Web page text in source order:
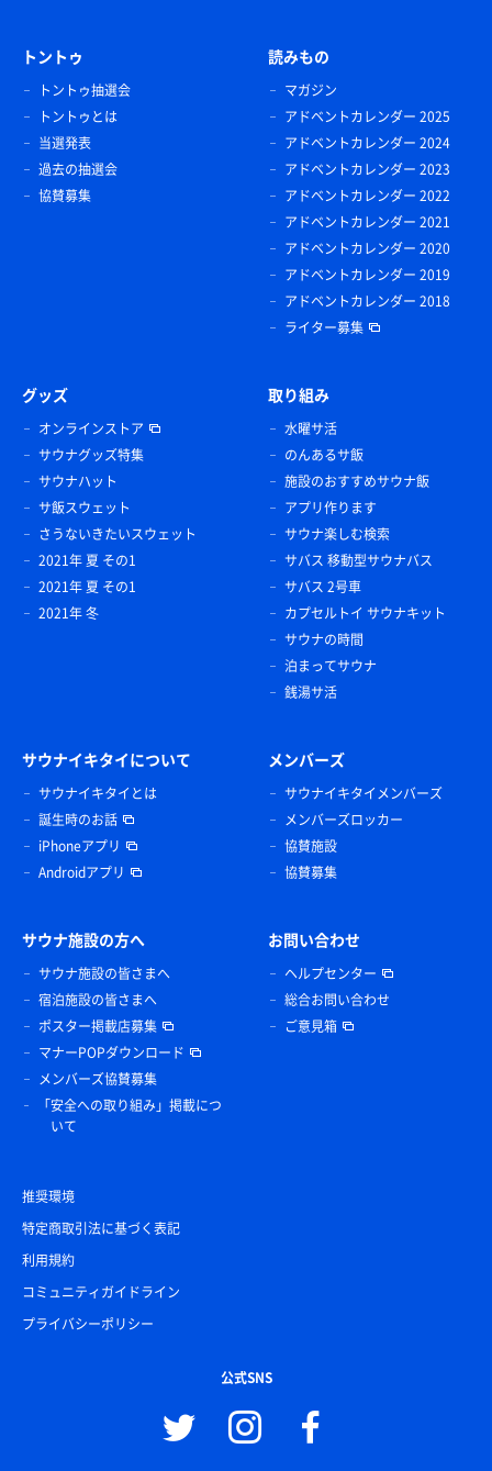
トントゥ
トントゥ抽選会
トントゥとは
当選発表
過去の抽選会
協賛募集
読みもの
マガジン
アドベントカレンダー 2025
アドベントカレンダー 2024
アドベントカレンダー 2023
アドベントカレンダー 2022
アドベントカレンダー 2021
アドベントカレンダー 2020
アドベントカレンダー 2019
アドベントカレンダー 2018
ライター募集
グッズ
オンラインストア
サウナグッズ特集
サウナハット
サ飯スウェット
さうないきたいスウェット
2021年 夏 その1
2021年 夏 その1
2021年 冬
取り組み
水曜サ活
のんあるサ飯
施設のおすすめサウナ飯
アプリ作ります
サウナ楽しむ検索
サバス 移動型サウナバス
サバス 2号車
カプセルトイ サウナキット
サウナの時間
泊まってサウナ
銭湯サ活
サウナイキタイについて
サウナイキタイとは
誕生時のお話
iPhoneアプリ
Androidアプリ
メンバーズ
サウナイキタイメンバーズ
メンバーズロッカー
協賛施設
協賛募集
サウナ施設の方へ
サウナ施設の皆さまへ
宿泊施設の皆さまへ
ポスター掲載店募集
マナーPOPダウンロード
メンバーズ協賛募集
「安全への取り組み」掲載につ
いて
お問い合わせ
ヘルプセンター
総合お問い合わせ
ご意見箱
推奨環境
特定商取引法に基づく表記
利用規約
コミュニティガイドライン
プライバシーポリシー
公式SNS